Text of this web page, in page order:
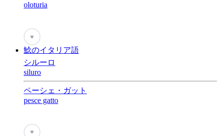
oloturia
♥
鯰のイタリア語
シルーロ
siluro
ペーシェ・ガット
pesce gatto
♥